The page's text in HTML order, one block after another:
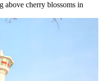
above cherry blossoms in